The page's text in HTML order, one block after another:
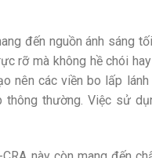
đến nguồn ánh sáng
rỡ mà không hề chói
các viền bo lấp
thường. Việc sử